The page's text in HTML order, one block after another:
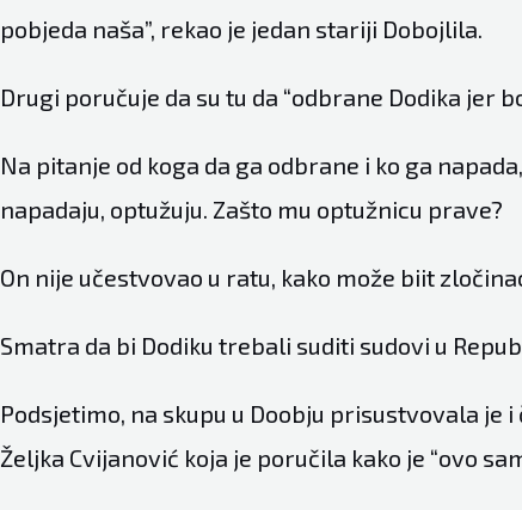
pobjeda naša”, rekao je jedan stariji Dobojlila.
Drugi poručuje da su tu da “odbrane Dodika jer
Na pitanje od koga da ga odbrane i ko ga
napadaju, optužuju. Zašto mu optužnicu prave?
On nije učestvovao u ratu, kako može biit
Smatra da bi Dodiku trebali suditi sudovi u
Podsjetimo, na skupu u Doobju prisustvovala je
Željka Cvijanović koja je poručila kako je “ovo